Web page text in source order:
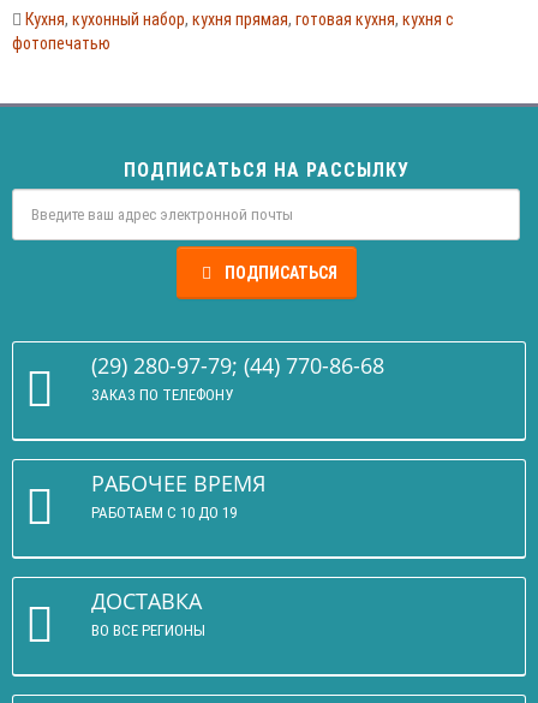
Кухня, кухонный набор, кухня прямая, готовая кухня, кухня с
фотопечатью
ПОДПИСАТЬСЯ НА РАССЫЛКУ
ПОДПИСАТЬСЯ
(29) 280-97-79; (44) 770-86-68
ЗАКАЗ ПО ТЕЛЕФОНУ
РАБОЧЕЕ ВРЕМЯ
РАБОТАЕМ С 10 ДО 19
ДОСТАВКА
ВО ВСЕ РЕГИОНЫ